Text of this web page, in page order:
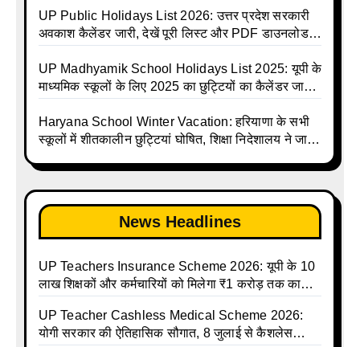
Calendar List 2026
UP Madhyamik Avkash Talika 2026 | UP
Madhyamik School avkash suchi | UP
Holiday Calendar | Madhyamik School Holidays
List 2026
UP Public Holidays List 2026: उत्तर प्रदेश सरकारी
अवकाश कैलेंडर जारी, देखें पूरी लिस्ट और PDF डाउनलोड
talika | Sarkari Avkash Talika | Up Holidays List |
Holidays Calendar
UP Madhyamik School Holidays List 2025: यूपी के
माध्यमिक स्कूलों के लिए 2025 का छुट्टियों का कैलेंडर जारी |
Up Madhyamik Avkash Talika 2025 | UP
Madhyamik School avkash suchi | UP
holiday calendar | Madhyamik School Holidays
List 2025
Haryana School Winter Vacation: हरियाणा के सभी
स्कूलों में शीतकालीन छुट्टियां घोषित, शिक्षा निदेशालय ने जारी
News Headlines
UP Teachers Insurance Scheme 2026: यूपी के 10
लाख शिक्षकों और कर्मचारियों को मिलेगा ₹1 करोड़ तक का
UP Teacher Cashless Medical Scheme 2026:
योगी सरकार की ऐतिहासिक सौगात, 8 जुलाई से कैशलेस